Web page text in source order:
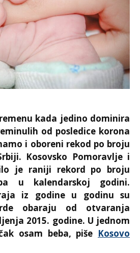
kada jedino dominira
od posledice korona
i oboreni rekod po broju
Kosovsko Pomoravlje i
je raniji rekord po broju
u kalendarskoj godini.
iz godine u godinu su
obaraju od otvaranja
2015. godine. U jednom
osam beba, piše Kosovo